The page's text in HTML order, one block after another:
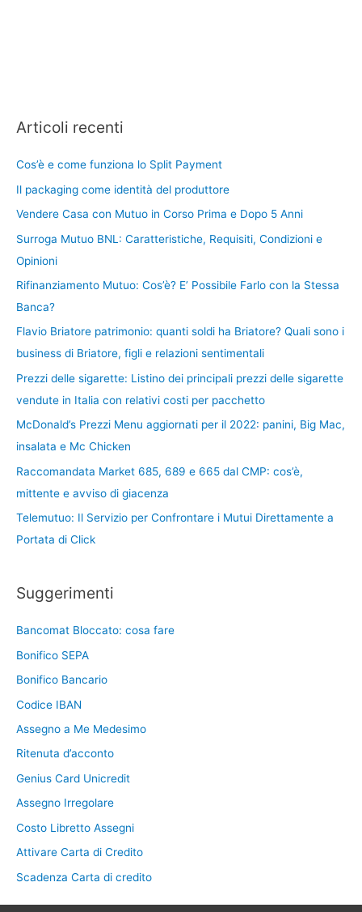
Articoli recenti
Cos’è e come funziona lo Split Payment
Il packaging come identità del produttore
Vendere Casa con Mutuo in Corso Prima e Dopo 5 Anni
Surroga Mutuo BNL: Caratteristiche, Requisiti, Condizioni e
Opinioni
Rifinanziamento Mutuo: Cos’è? E’ Possibile Farlo con la Stessa
Banca?
Flavio Briatore patrimonio: quanti soldi ha Briatore? Quali sono i
business di Briatore, figli e relazioni sentimentali
Prezzi delle sigarette: Listino dei principali prezzi delle sigarette
vendute in Italia con relativi costi per pacchetto
McDonald’s Prezzi Menu aggiornati per il 2022: panini, Big Mac,
insalata e Mc Chicken
Raccomandata Market 685, 689 e 665 dal CMP: cos’è,
mittente e avviso di giacenza
Telemutuo: Il Servizio per Confrontare i Mutui Direttamente a
Portata di Click
Suggerimenti
Bancomat Bloccato: cosa fare
Bonifico SEPA
Bonifico Bancario
Codice IBAN
Assegno a Me Medesimo
Ritenuta d’acconto
Genius Card Unicredit
Assegno Irregolare
Costo Libretto Assegni
Attivare Carta di Credito
Scadenza Carta di credito